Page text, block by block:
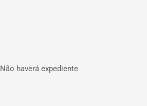
Não haverá expediente